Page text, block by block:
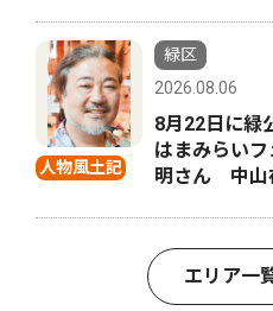
人物風土記
緑区
2026.08.06
8月22日に緑
はまみらい
明さん 中
エリア一